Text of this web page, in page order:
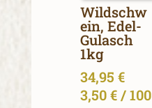
Wildschw
ein, Edel-
Gulasch
1kg
34,95 €
3,50€/100